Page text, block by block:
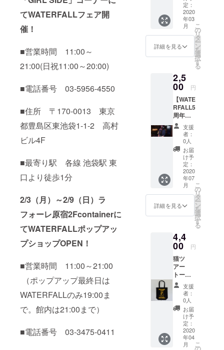
てWATERFALLフェア開
催！
■営業時間 11:00～
21:00(日祝11:00～20:00)
■電話番号 03-5956-4550
■住所 〒170-0013 東京
都豊島区東池袋1-1-2 高村
ビル4F
■最寄り駅 各線 池袋駅 東
口より徒歩1分
2/3（月）～2/9（日）ラ
フォーレ原宿2Fcontainerに
てWATERFALLポップアッ
プショップOPEN！
■営業時間 11:00～21:00
（ポップアップ最終日は
WATERFALLのみ19:00ま
で。館内は21:00まで）
■電話番号 03-3475-0411
の定額
制クラ
ウド
ファン
ディン
グを10
明を受
けれる
す。飲
食物の
提供は
しませ
ん。10
分だけ
覗き見
できる
権で
す。10
分間の
間で飲
食した
い場合
下さ
い。あ
もどん
なんか
なとお
試しに
のぞけ
るだけ
の権
利。10
分経つ
と申し
訳ござ
なたの
「ミド
ルネー
ム」格
好いい
のを考
えてご
（ミド
ルネー
ムある
方は予
備ネー
ム的
な？）
昨今、
芸能界
でも一
般社会
でも国
際色が
豊かに
なり、
世に言
う
め「ミ
ドル
ム」を
お持ち
の方も
増えて
きまし
た。ま
た、音
楽界で
は昔か
ら通称
的に
定：
2020
年03
月
詳細を見る
こ
の
リ
タ
ー
ン
を
選
択
す
る
2,5
00 円
【WATE
RFALL5
周年イ
ベント
at 東京
某所1ヶ
所のみ1
名様ご
招待】
来年
2020年
夏に開
催され
る
WATER
ベント
「WATE
RFALL
present
s 5th
year
anniver
sary
MUSIC
event」
にご招
待（1箇
所1名様
み）！
支援
者：
0人
お届
け予
定：
2020
年07
月
詳細を見る
こ
の
リ
タ
ー
ン
を
選
択
す
る
4,4
00 円
猫ツ
アー
トート
バッグ
「猫レ
エ」
レコー
ドバッ
グ ブ
ラッ
ク
支援
者：
0人
お届
け予
定：
2020
年04
月
こ